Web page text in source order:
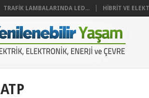
TRAFIK LAMBALARINDA LED... HIBRIT VE
ATP